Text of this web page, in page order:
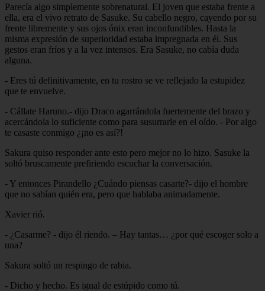
Parecía algo simplemente sobrenatural. El joven que estaba frente a
ella, era el vivo retrato de Sasuke. Su cabello negro, cayendo por su
frente libremente y sus ojos ónix eran inconfundibles. Hasta la
misma expresión de superioridad estaba impregnada en él. Sus
gestos eran fríos y a la vez intensos. Era Sasuke, no cabía duda
alguna.
- Eres tú definitivamente, en tu rostro se ve reflejado la estupidez
que te envuelve.
- Cállate Haruno.- dijo Draco agarrándola fuertemente del brazo y
acercándola lo suficiente como para susurrarle en el oído. - Por algo
te casaste conmigo ¿¡no es así?!
Sakura quiso responder ante esto pero mejor no lo hizo. Sasuke la
soltó bruscamente prefiriendo escuchar la conversación.
- Y entonces Pirandello ¿Cuándo piensas casarte?- dijo el hombre
que no sabían quién era, pero que hablaba animadamente.
Xavier rió.
- ¿Casarme? - dijo él riendo. – Hay tantas… ¿por qué escoger solo a
una?
Sakura soltó un respingo de rabia.
- Dicho y hecho. Es igual de estúpido como tú.